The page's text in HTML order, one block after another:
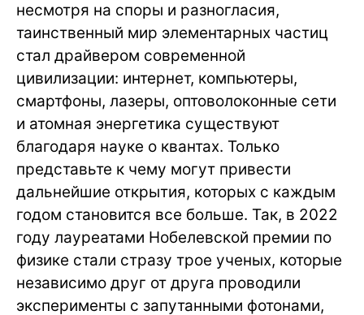
несмотря на споры и разногласия,
таинственный мир элементарных частиц
стал драйвером современной
цивилизации: интернет, компьютеры,
смартфоны, лазеры, оптоволоконные сети
и атомная энергетика существуют
благодаря науке о квантах. Только
представьте к чему могут привести
дальнейшие открытия, которых с каждым
годом становится все больше. Так, в 2022
году лауреатами Нобелевской премии по
физике стали стразу трое ученых, которые
независимо друг от друга проводили
эксперименты с запутанными фотонами,